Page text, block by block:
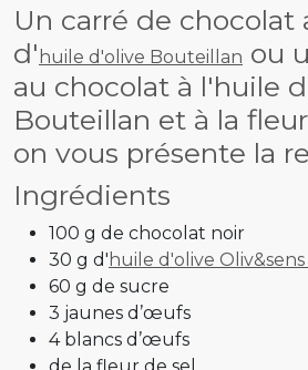
Un carré de chocolat
d' huile d'olive Bouteillan ou
au chocolat à l'huile
Bouteillan et à la
on vous présente la
Ingrédients
100 g de chocolat noir
30 g d' huile d'olive
60 g de sucre
3 jaunes d’œufs
4 blancs d’œufs